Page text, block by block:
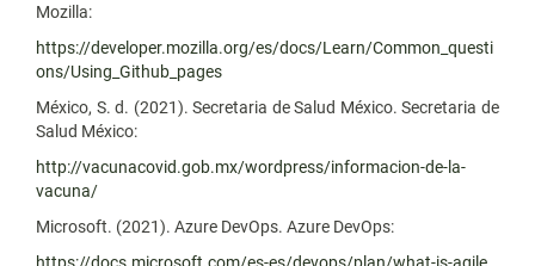
Mozilla:
https://developer.mozilla.org/es/docs/Learn/Common_questi
ons/Using_Github_pages
México, S. d. (2021). Secretaria de Salud México. Secretaria de
Salud México:
http://vacunacovid.gob.mx/wordpress/informacion-de-la-
vacuna/
Microsoft. (2021). Azure DevOps. Azure DevOps:
https://docs.microsoft.com/es-es/devops/plan/what-is-agile